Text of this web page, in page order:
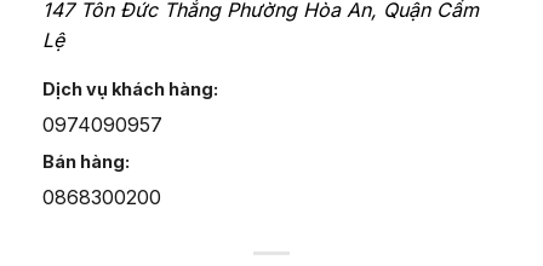
147 Tôn Đức Thắng Phường Hòa An, Quận Cẩm
Lệ
Dịch vụ khách hàng:
0974090957
Bán hàng:
0868300200